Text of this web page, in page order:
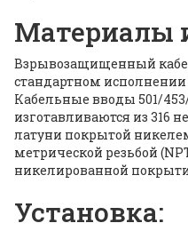
Материалы
Взрывозащищенный
стандартном исполнении
Кабельные вводы 501/
изготавливаются из 316
латуни покрытой
метрической резьбой
никелированной
Установка: